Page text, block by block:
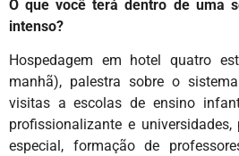
O que você terá dentro de uma
intenso?
Hospedagem em hotel quatro
manhã), palestra sobre o
visitas a escolas de ensino
profissionalizante e
especial, formação de